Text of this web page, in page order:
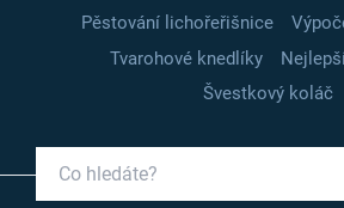
Pěstování lichořeřišnice
Tvarohové knedlíky
Švestkový koláč